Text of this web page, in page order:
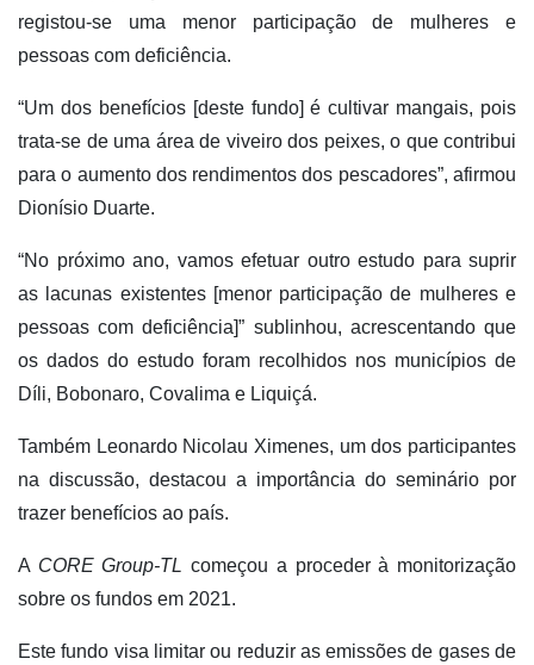
registou-se uma menor participação de mulheres e
pessoas com deficiência.
“Um dos benefícios [deste fundo] é cultivar mangais, pois
trata-se de uma área de viveiro dos peixes, o que contribui
para o aumento dos rendimentos dos pescadores”, afirmou
Dionísio Duarte.
“No próximo ano, vamos efetuar outro estudo para suprir
as lacunas existentes [menor participação de mulheres e
pessoas com deficiência]” sublinhou, acrescentando que
os dados do estudo foram recolhidos nos municípios de
Díli, Bobonaro, Covalima e Liquiçá.
Também Leonardo Nicolau Ximenes, um dos participantes
na discussão, destacou a importância do seminário por
trazer benefícios ao país.
A CORE Group-TL começou a proceder à monitorização
sobre os fundos em 2021.
Este fundo visa limitar ou reduzir as emissões de gases de